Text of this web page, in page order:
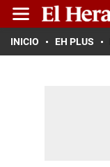
INICIO EH PLUS